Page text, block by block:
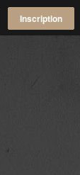
Inscription